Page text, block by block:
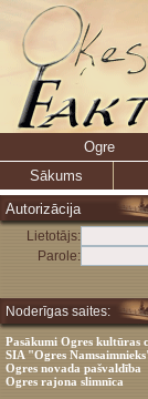
Ogre
Sākums
Autorizācija
Lietotājs:
Parole:
Noderīgas saites:
Pasākumi Ogres kultūras
SIA "Ogres
Ogres novada pašvaldība
Ogres rajona slimnīca